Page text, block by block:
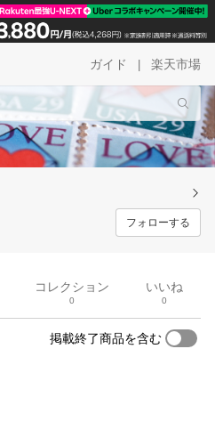
ガイド 楽天市場
フォローする
コレクション
0
いいね
0
掲載終了商品を含む